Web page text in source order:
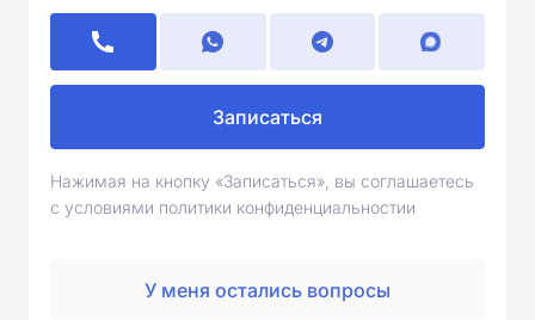
Записаться
Нажимая на кнопку «Записаться», вы соглашаетесь
с условиями политики конфиденциальностии
У меня остались вопросы